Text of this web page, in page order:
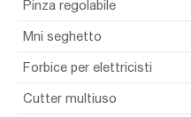
Pinza regolabile
Mni seghetto
Forbice per elettricisti
Cutter multiuso